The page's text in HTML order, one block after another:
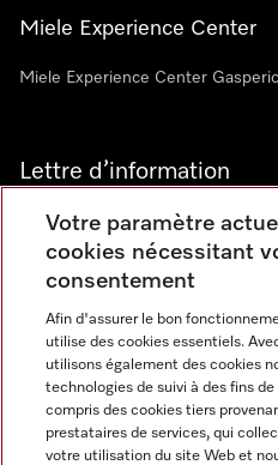
Miele Experience Center
Miele Experience Center
Lettre d’information
Langue
FRANCAIS
Votre paramètre
cookies nécessitant
consentement
Afin d'assurer le bon
utilise des cookies essentiels.
utilisons également des cookies
technologies de suivi à des fins
compris des cookies tiers
prestataires de services, qui
votre utilisation du site Web et